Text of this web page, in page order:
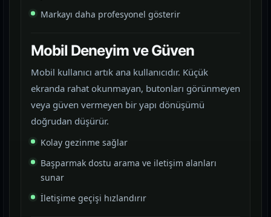
Markayı daha profesyonel gösterir
Mobil Deneyim ve Güven
Mobil kullanıcı artık ana kullanıcıdır. Küçük
ekranda rahat okunmayan, butonları görünmeyen
veya güven vermeyen bir yapı dönüşümü
doğrudan düşürür.
Kolay gezinme sağlar
Başparmak dostu arama ve iletişim alanları
sunar
İletişime geçişi hızlandırır